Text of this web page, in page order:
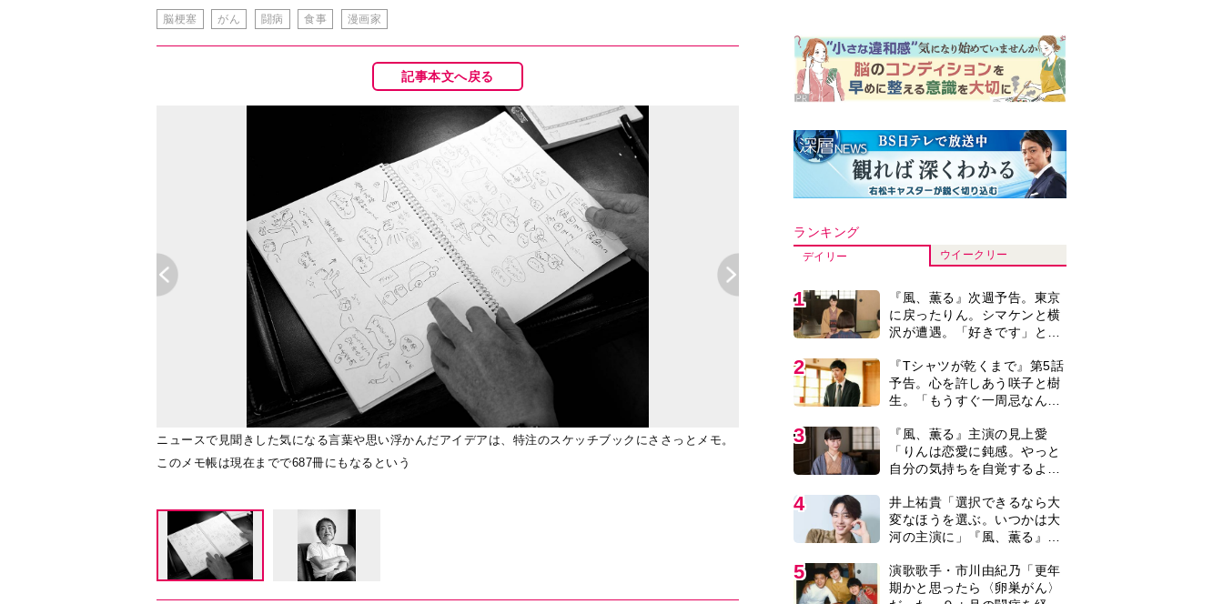
ニュースで見聞きした気になる言葉や思い浮かんだアイデアは、特注のスケッチブックにささっとメモ。
このメモ帳は現在までで687冊にもなるという
「今回の入院を境に、ビールが飲めなくなってしまったの。かつては〈こんな美味しい
い〉と思うほど好きだったのに、今は魅力を感じない」（撮影：大河内 禎）
2
予告。心を許しあう咲子と樹
生。「もうすぐ一周忌なんで
それが過ぎたら…」＜ネタバ
レあり＞
3
『風、薫る』主演の見上愛
自分の気持ちを自覚するよう
に」
4
井上祐貴「選択できるなら大
変なほうを選ぶ。いつかは大
河の主演に」『風、薫る』で
5
期かと思ったら〈卵巣がん〉
だった。９ヵ月の闘病を経て
紙を今も支えに」【2026上半
期BEST】
6
【もうムリ！ご近所姑】「こ
んなもん捨ててまえ！」おば
さんに怒鳴られ、傷つく息
【第3話】
7
『Tシャツが乾くまで』“ちょ
っと残念な男”をフォローする
しっかり者。樹生の妹を演じ
スト紹介＞
8
井上祐貴『風、薫る』ではク
セ強の記者・横沢役「陽気な
イタリア人のようにと言われ
9
＜3人って誰のこと？＞『Tシ
ャツが乾くまで』水族館で咲
子が放った〈何気ない一言〉
線？」「子どもの話だと…」
10
『風、薫る』見上愛「りんの
心が病気になっていく演技が